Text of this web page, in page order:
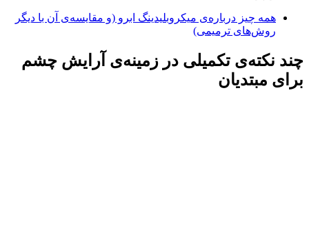
همه چیز درباره‌ی میکروبلیدینگ ابرو (و مقایسه‎‌ی آن با دیگر
روش‌های ترمیمی)
چند نکته‌ی تکمیلی در زمینه‌ی آرایش چشم
برای مبتدیان